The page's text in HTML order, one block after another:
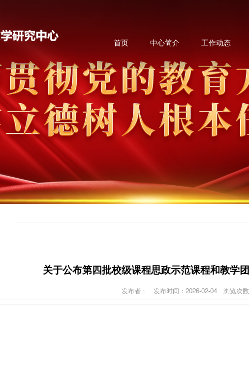
首页 中心简介 工作动态
关于公布第四批校级课程思政示范课程和教学
发布者： 发布时间：2026-02-04 浏览次数